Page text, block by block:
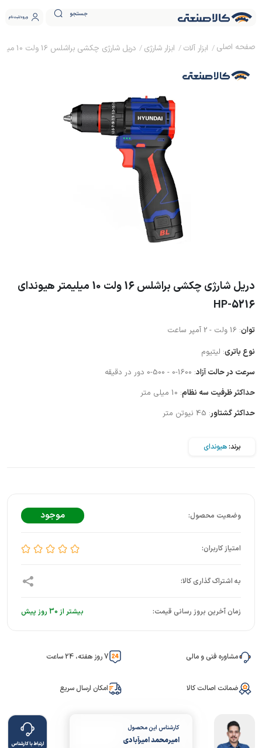
جستجو ورود ثبت نام
ابزار آلات ابزار شارژی دریل شارژی چکشی براشلس 16 ولت 10 میلیمتر هیوندای HP-5216
دریل شارژی چکشی براشلس 16 ولت 10 میلیمتر هیوندای
HP-5216
توان: 16 ولت - 2 آمپر ساعت
نوع باتری: لیتیوم
سرعت در حالت آزاد: 1600-0 - 500-0 دور در دقیقه
حداکثر ظرفیت سه نظام: 10 میلی متر
حداکثر گشتاور: 45 نیوتن متر
برند:هیوندای
موجود
زمان آخرین بروز رسانی قیمت: بیشتر از 30 روز پیش
مشاوره فنی و مالی 7 روز هفته، 24 ساعت
ضمانت اصالت کالا امکان ارسال سریع
کارشناس این محصول
امیرمحمد امیرآبادی ارتباط با کارشناس